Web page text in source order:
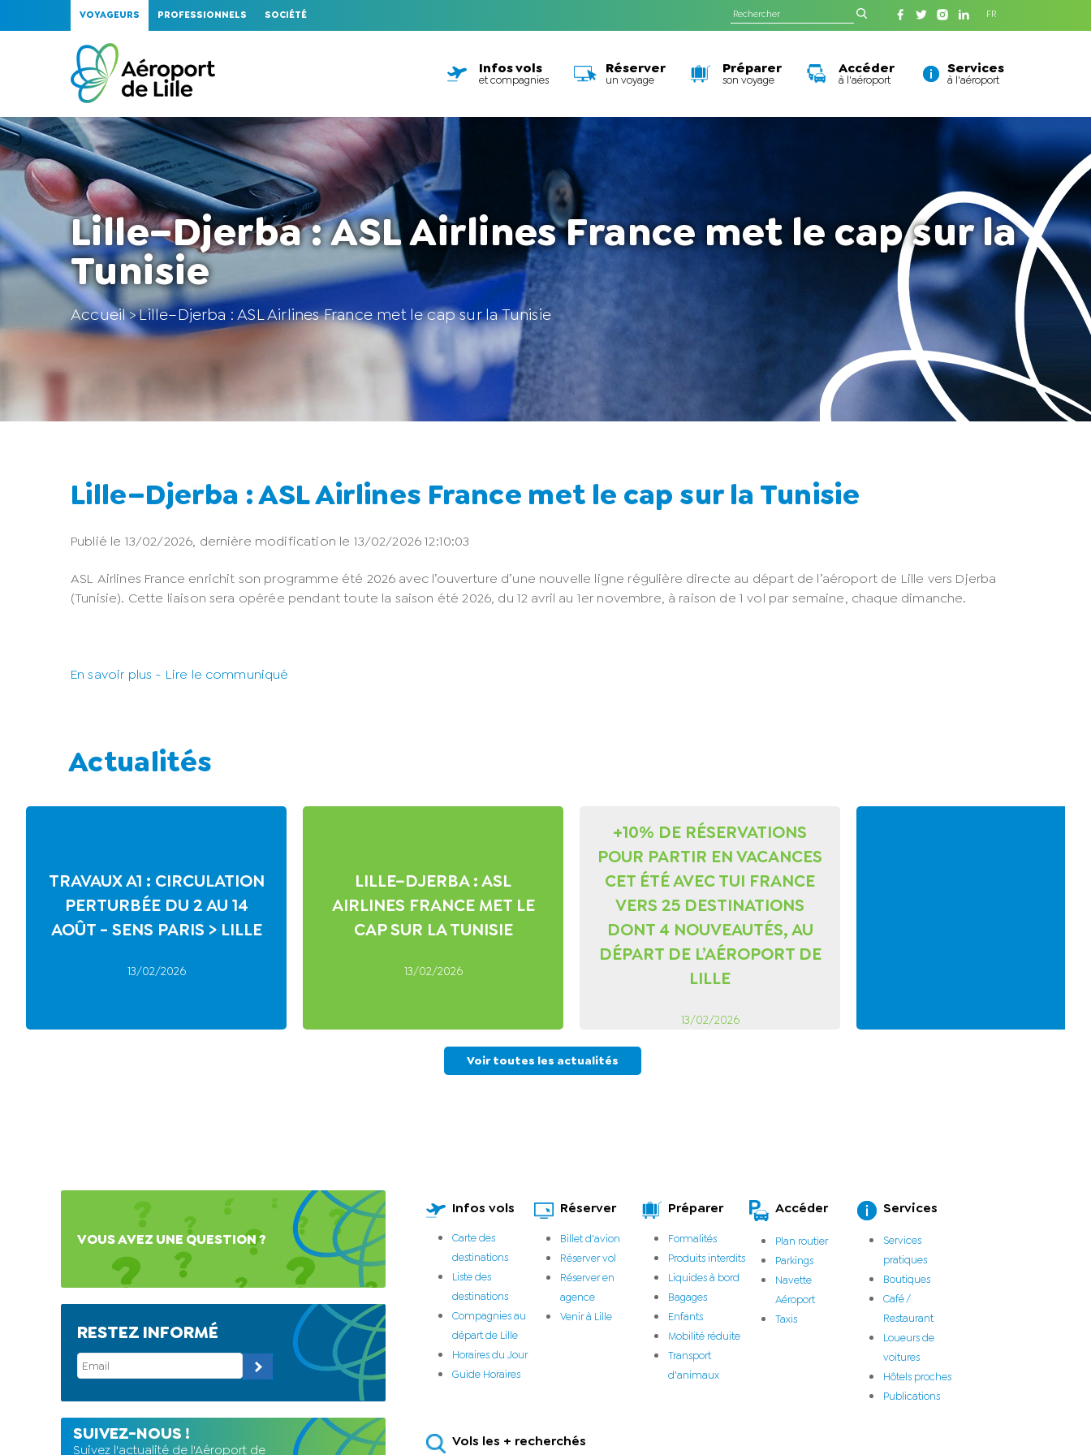
VOYAGEURS PROFESSIONNELS SOCIÉTÉ FR
Infos vols
et compagnies
Réserver
un voyage
Préparer
son voyage
Accéder
à l'aéroport
Services
à l'aéroport
Lille–Djerba : ASL Airlines France met le cap sur la
Tunisie
Accueil>Lille–Djerba : ASL Airlines France met le cap sur la Tunisie
Lille–Djerba : ASL Airlines France met le cap sur la Tunisie
Publié le 13/02/2026, dernière modification le 13/02/2026 12:10:03
ASL Airlines France enrichit son programme été 2026 avec l’ouverture d’une nouvelle ligne régulière directe au départ de l’aéroport de Lille vers Djerba
(Tunisie). Cette liaison sera opérée pendant toute la saison été 2026, du 12 avril au 1er novembre, à raison de 1 vol par semaine, chaque dimanche.
En savoir plus - Lire le communiqué
Actualités
TRAVAUX A1 : CIRCULATION
PERTURBÉE DU 2 AU 14
AOÛT - SENS PARIS > LILLE
13/02/2026
LILLE–DJERBA : ASL
AIRLINES FRANCE MET LE
CAP SUR LA TUNISIE
13/02/2026
+10% DE RÉSERVATIONS
POUR PARTIR EN VACANCES
CET ÉTÉ AVEC TUI FRANCE
VERS 25 DESTINATIONS
DONT 4 NOUVEAUTÉS, AU
DÉPART DE L’AÉROPORT DE
LILLE
13/02/2026
Voir toutes les actualités
VOUS AVEZ UNE QUESTION ?
RESTEZ INFORMÉ
SUIVEZ-NOUS !
Suivez l'actualité de l'Aéroport de
Infos vols
Carte des
destinations
Liste des
destinations
Compagnies au
départ de Lille
Horaires du Jour
Guide Horaires
Réserver
Billet d'avion
Réserver vol
Réserver en
agence
Venir à Lille
Préparer
Formalités
Produits interdits
Liquides à bord
Bagages
Enfants
Mobilité réduite
Transport
d'animaux
Accéder
Plan routier
Parkings
Navette
Aéroport
Taxis
Services
Services
pratiques
Boutiques
Café /
Restaurant
Loueurs de
voitures
Hôtels proches
Publications
Vols les + recherchés